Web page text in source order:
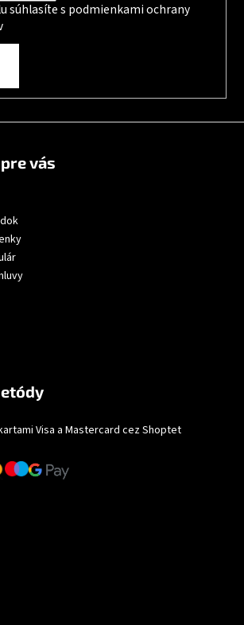
súhlasíte s podmienkami ochrany
vás
Visa a Mastercard cez Shoptet